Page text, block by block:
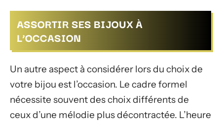
ASSORTIR SES BIJOUX À
L’OCCASION
Un autre aspect à considérer lors du choix de
votre bijou est l’occasion. Le cadre formel
nécessite souvent des choix différents de
ceux d’une mélodie plus décontractée. L’heure